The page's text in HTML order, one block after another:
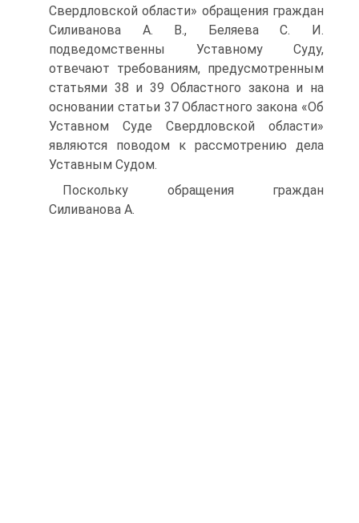
Свердловской области» обращения граждан
Силиванова А. В., Беляева С. И.
подведомственны Уставному Суду,
отвечают требованиям, предусмотренным
статьями 38 и 39 Областного закона и на
основании статьи 37 Областного закона «Об
Уставном Суде Свердловской области»
являются поводом к рассмотрению дела
Уставным Судом.
Поскольку обращения граждан
Силиванова А.